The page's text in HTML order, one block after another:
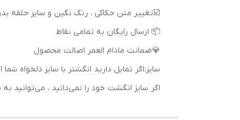
📦 ارسال رایگان به تمامی نقاط
💎ضمانت مادام العمر اصالت محصول
سایز:اگر تمایل دارید انگشتر با سایز
اگر سایز انگشت خود را نمی‌دانید ،